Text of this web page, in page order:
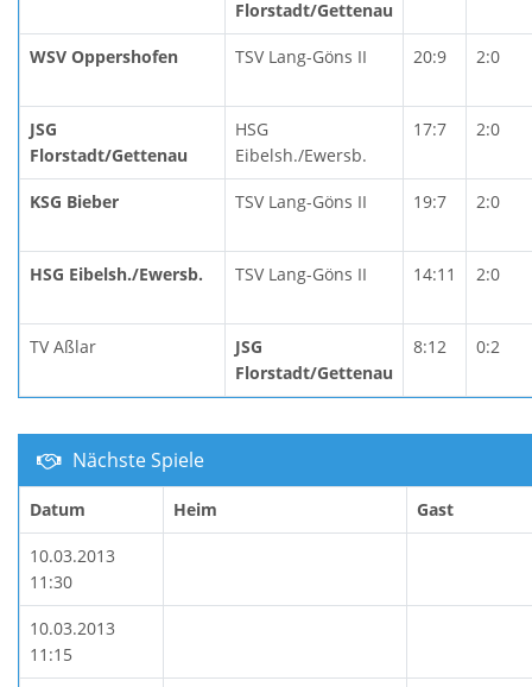
Florstadt/Gettenau
WSV Oppershofen TSV Lang-Göns II 20:9 2:0
JSG
Florstadt/Gettenau
HSG
Eibelsh./Ewersb.
17:7 2:0
KSG Bieber TSV Lang-Göns II 19:7 2:0
HSG Eibelsh./Ewersb. TSV Lang-Göns II 14:11 2:0
TV Aßlar
JSG
Florstadt/Gettenau
8:12 0:2
Nächste Spiele
Datum Heim Gast
10.03.2013
11:30
10.03.2013
11:15